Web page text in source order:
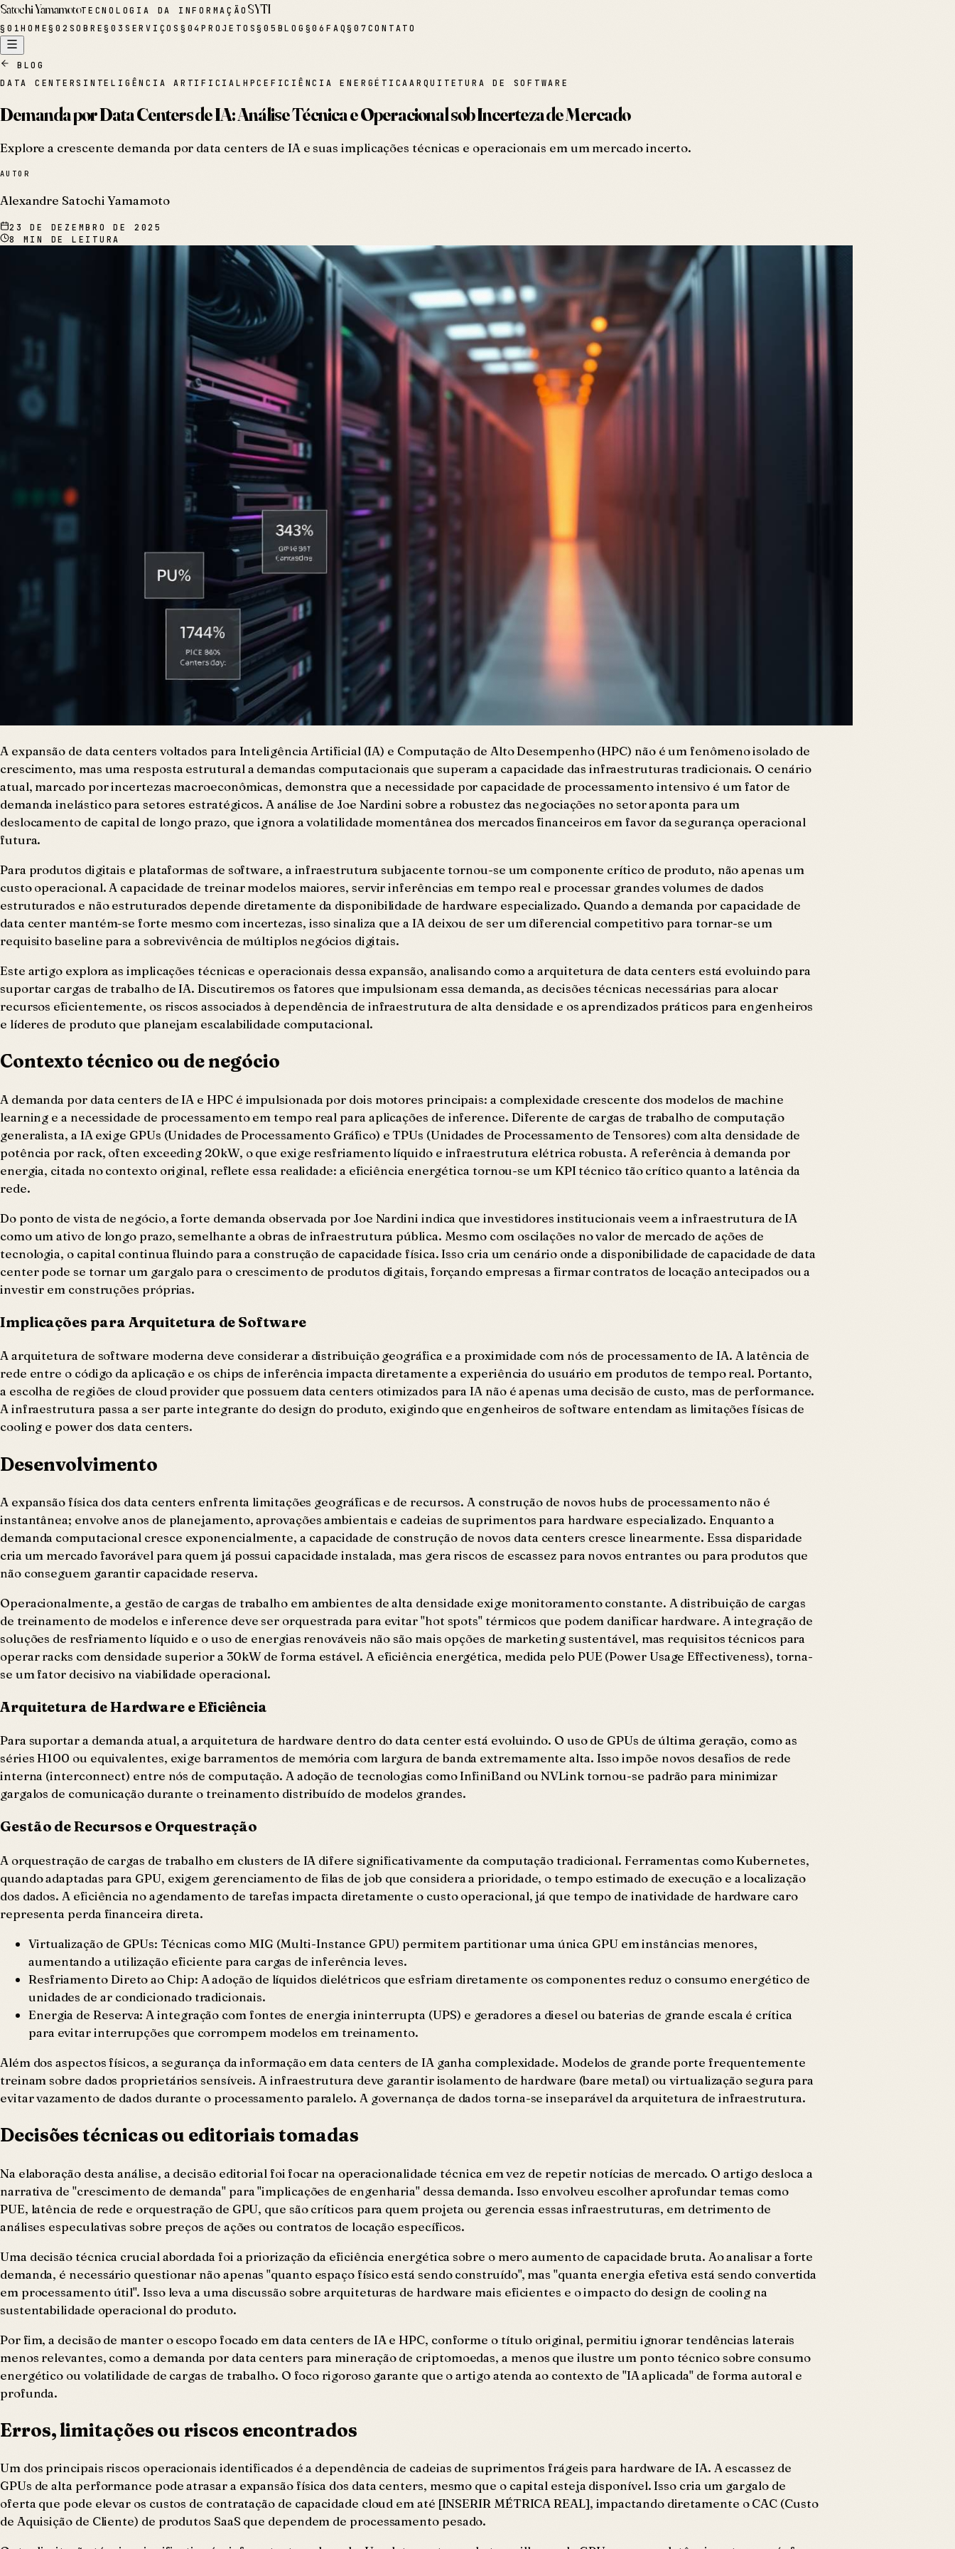
Satochi YamamotoTECNOLOGIA DA INFORMAÇÃO SYTI
§ 01HOME§02 SOBRE§03 SERVIÇOS § 04PROJETOS§05 BLOG §06 FAQ§07 CONTATO
BLOG
DATA CENTERS INTELIGÊNCIA ARTIFICIAL HPCEFICIÊNCIA ENERGÉTICAARQUITETURA DE SOFTWARE
Demanda por Data Centers de IA: Análise Técnica e Operacional sob Incerteza de Mercado
Explore a crescente demanda por data centers de IA e suas implicações técnicas e operacionais em um mercado incerto.
AUTOR
Alexandre Satochi Yamamoto
23 DE DEZEMBRO DE 2025
8
MIN DE LEITURA
A expansão de data centers voltados para Inteligência Artificial (IA) e Computação de Alto Desempenho (HPC) não é um fenômeno isolado de
crescimento, mas uma resposta estrutural a demandas computacionais que superam a capacidade das infraestruturas tradicionais. O cenário
atual, marcado por incertezas macroeconômicas, demonstra que a necessidade por capacidade de processamento intensivo é um fator de
demanda inelástico para setores estratégicos. A análise de Joe Nardini sobre a robustez das negociações no setor aponta para um
deslocamento de capital de longo prazo, que ignora a volatilidade momentânea dos mercados financeiros em favor da segurança operacional
futura.
Para produtos digitais e plataformas de software, a infraestrutura subjacente tornou-se um componente crítico de produto, não apenas um
custo operacional. A capacidade de treinar modelos maiores, servir inferências em tempo real e processar grandes volumes de dados
estruturados e não estruturados depende diretamente da disponibilidade de hardware especializado. Quando a demanda por capacidade de
data center mantém-se forte mesmo com incertezas, isso sinaliza que a IA deixou de ser um diferencial competitivo para tornar-se um
requisito baseline para a sobrevivência de múltiplos negócios digitais.
Este artigo explora as implicações técnicas e operacionais dessa expansão, analisando como a arquitetura de data centers está evoluindo para
suportar cargas de trabalho de IA. Discutiremos os fatores que impulsionam essa demanda, as decisões técnicas necessárias para alocar
recursos eficientemente, os riscos associados à dependência de infraestrutura de alta densidade e os aprendizados práticos para engenheiros
e líderes de produto que planejam escalabilidade computacional.
Contexto técnico ou de negócio
A demanda por data centers de IA e HPC é impulsionada por dois motores principais: a complexidade crescente dos modelos de machine
learning e a necessidade de processamento em tempo real para aplicações de inference. Diferente de cargas de trabalho de computação
generalista, a IA exige GPUs (Unidades de Processamento Gráfico) e TPUs (Unidades de Processamento de Tensores) com alta densidade de
potência por rack, often exceeding 20kW, o que exige resfriamento líquido e infraestrutura elétrica robusta. A referência à demanda por
energia, citada no contexto original, reflete essa realidade: a eficiência energética tornou-se um KPI técnico tão crítico quanto a latência da
rede.
Do ponto de vista de negócio, a forte demanda observada por Joe Nardini indica que investidores institucionais veem a infraestrutura de IA
como um ativo de longo prazo, semelhante a obras de infraestrutura pública. Mesmo com oscilações no valor de mercado de ações de
tecnologia, o capital continua fluindo para a construção de capacidade física. Isso cria um cenário onde a disponibilidade de capacidade de data
center pode se tornar um gargalo para o crescimento de produtos digitais, forçando empresas a firmar contratos de locação antecipados ou a
investir em construções próprias.
Implicações para Arquitetura de Software
A arquitetura de software moderna deve considerar a distribuição geográfica e a proximidade com nós de processamento de IA. A latência de
rede entre o código da aplicação e os chips de inferência impacta diretamente a experiência do usuário em produtos de tempo real. Portanto,
a escolha de regiões de cloud provider que possuem data centers otimizados para IA não é apenas uma decisão de custo, mas de performance.
A infraestrutura passa a ser parte integrante do design do produto, exigindo que engenheiros de software entendam as limitações físicas de
cooling e power dos data centers.
Desenvolvimento
A expansão física dos data centers enfrenta limitações geográficas e de recursos. A construção de novos hubs de processamento não é
instantânea; envolve anos de planejamento, aprovações ambientais e cadeias de suprimentos para hardware especializado. Enquanto a
demanda computacional cresce exponencialmente, a capacidade de construção de novos data centers cresce linearmente. Essa disparidade
cria um mercado favorável para quem já possui capacidade instalada, mas gera riscos de escassez para novos entrantes ou para produtos que
não conseguem garantir capacidade reserva.
Operacionalmente, a gestão de cargas de trabalho em ambientes de alta densidade exige monitoramento constante. A distribuição de cargas
de treinamento de modelos e inference deve ser orquestrada para evitar "hot spots" térmicos que podem danificar hardware. A integração de
soluções de resfriamento líquido e o uso de energias renováveis não são mais opções de marketing sustentável, mas requisitos técnicos para
operar racks com densidade superior a 30kW de forma estável. A eficiência energética, medida pelo PUE (Power Usage Effectiveness), torna-
se um fator decisivo na viabilidade operacional.
Arquitetura de Hardware e Eficiência
Para suportar a demanda atual, a arquitetura de hardware dentro do data center está evoluindo. O uso de GPUs de última geração, como as
séries H100 ou equivalentes, exige barramentos de memória com largura de banda extremamente alta. Isso impõe novos desafios de rede
interna (interconnect) entre nós de computação. A adoção de tecnologias como InfiniBand ou NVLink tornou-se padrão para minimizar
gargalos de comunicação durante o treinamento distribuído de modelos grandes.
Gestão de Recursos e Orquestração
A orquestração de cargas de trabalho em clusters de IA difere significativamente da computação tradicional. Ferramentas como Kubernetes,
quando adaptadas para GPU, exigem gerenciamento de filas de job que considera a prioridade, o tempo estimado de execução e a localização
dos dados. A eficiência no agendamento de tarefas impacta diretamente o custo operacional, já que tempo de inatividade de hardware caro
representa perda financeira direta.
Virtualização de GPUs: Técnicas como MIG (Multi-Instance GPU) permitem partitionar uma única GPU em instâncias menores,
aumentando a utilização eficiente para cargas de inferência leves.
Resfriamento Direto ao Chip: A adoção de líquidos dielétricos que esfriam diretamente os componentes reduz o consumo energético de
unidades de ar condicionado tradicionais.
Energia de Reserva: A integração com fontes de energia ininterrupta (UPS) e geradores a diesel ou baterias de grande escala é crítica
para evitar interrupções que corrompem modelos em treinamento.
Além dos aspectos físicos, a segurança da informação em data centers de IA ganha complexidade. Modelos de grande porte frequentemente
treinam sobre dados proprietários sensíveis. A infraestrutura deve garantir isolamento de hardware (bare metal) ou virtualização segura para
evitar vazamento de dados durante o processamento paralelo. A governança de dados torna-se inseparável da arquitetura de infraestrutura.
Decisões técnicas ou editoriais tomadas
Na elaboração desta análise, a decisão editorial foi focar na operacionalidade técnica em vez de repetir notícias de mercado. O artigo desloca a
narrativa de "crescimento de demanda" para "implicações de engenharia" dessa demanda. Isso envolveu escolher aprofundar temas como
PUE, latência de rede e orquestração de GPU, que são críticos para quem projeta ou gerencia essas infraestruturas, em detrimento de
análises especulativas sobre preços de ações ou contratos de locação específicos.
Uma decisão técnica crucial abordada foi a priorização da eficiência energética sobre o mero aumento de capacidade bruta. Ao analisar a forte
demanda, é necessário questionar não apenas "quanto espaço físico está sendo construído", mas "quanta energia efetiva está sendo convertida
em processamento útil". Isso leva a uma discussão sobre arquiteturas de hardware mais eficientes e o impacto do design de cooling na
sustentabilidade operacional do produto.
Por fim, a decisão de manter o escopo focado em data centers de IA e HPC, conforme o título original, permitiu ignorar tendências laterais
menos relevantes, como a demanda por data centers para mineração de criptomoedas, a menos que ilustre um ponto técnico sobre consumo
energético ou volatilidade de cargas de trabalho. O foco rigoroso garante que o artigo atenda ao contexto de "IA aplicada" de forma autoral e
profunda.
Erros, limitações ou riscos encontrados
Um dos principais riscos operacionais identificados é a dependência de cadeias de suprimentos frágeis para hardware de IA. A escassez de
GPUs de alta performance pode atrasar a expansão física dos data centers, mesmo que o capital esteja disponível. Isso cria um gargalo de
oferta que pode elevar os custos de contratação de capacidade cloud em até [INSERIR MÉTRICA REAL], impactando diretamente o CAC (Custo
de Aquisição de Cliente) de produtos SaaS que dependem de processamento pesado.